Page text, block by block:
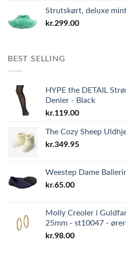
Strutskørt, deluxe
kr.299.00
BEST SELLING
HYPE the DETAIL
Denier - Black
kr.119.00
The Cozy Sheep
kr.349.95
Weestep Dame
kr.65.00
Molly Creoler i
25mm - st10047 -
kr.98.00